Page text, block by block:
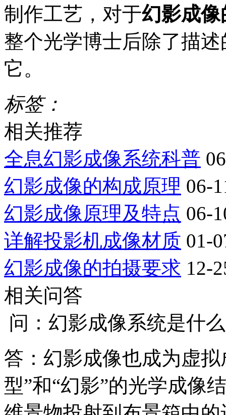
制作工艺，对于幻影成
整个光学博士后除了描
它。
标签：
相关推荐
全息幻影成像系统科普
幻影成像的构成原理 06-
幻影成像原理及特点 06-
详解投影机成像材质 01-
幻影成像的拍摄要求 12-
相关问答
问：幻影成像系统是什
答：幻影成像也成为虚
型”和“幻影”的光学成像